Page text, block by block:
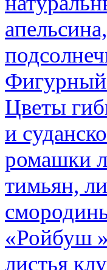
Цветы
и
ромашки
тимьян,
«Ройбуш
листья